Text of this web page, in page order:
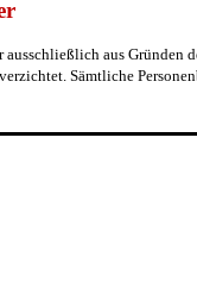
aus Gründen
Sämtliche